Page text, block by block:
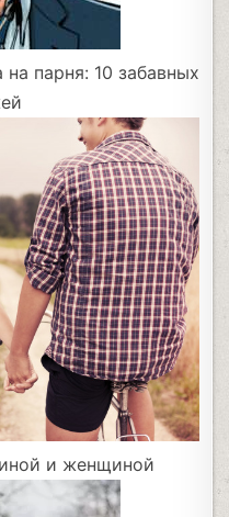
парня: 10 забавных
и женщиной